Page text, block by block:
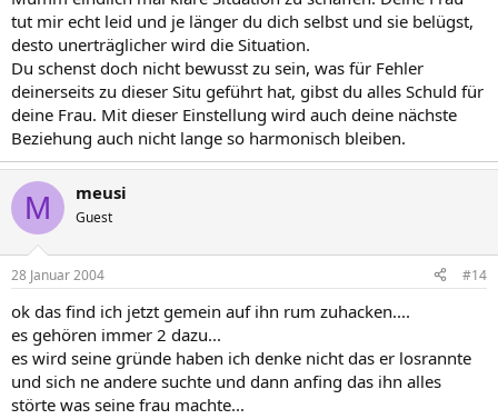
tut mir echt leid und je länger du dich selbst und sie belügst,
desto unerträglicher wird die Situation.
Du schenst doch nicht bewusst zu sein, was für Fehler
deinerseits zu dieser Situ geführt hat, gibst du alles Schuld für
deine Frau. Mit dieser Einstellung wird auch deine nächste
Beziehung auch nicht lange so harmonisch bleiben.
M meusi
Guest
28 Januar 2004 #14
ok das find ich jetzt gemein auf ihn rum zuhacken....
es gehören immer 2 dazu...
es wird seine gründe haben ich denke nicht das er losrannte
und sich ne andere suchte und dann anfing das ihn alles
störte was seine frau machte...